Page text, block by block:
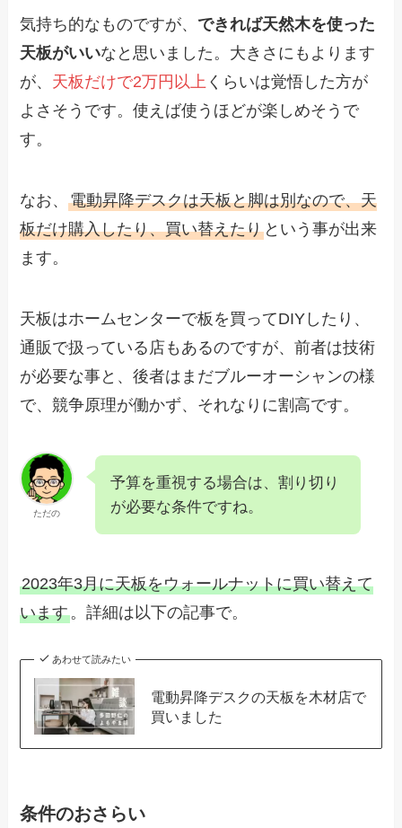
気持ち的なものですが、 できれば天然木を使った
天板がいいなと思いました。大きさにもよります
が、 天板だけで2万円以上 くらいは覚悟した方が
よさそうです。使えば使うほどが楽しめそうで
す。
なお、電動昇降デスクは天板と脚は別なので、天
板だけ購入したり、買い替えたり という事が出来
ます。
天板はホームセンターで板を買ってDIYしたり、
通販で扱っている店もあるのですが、前者は技術
が必要な事と、後者はまだブルーオーシャンの様
で、競争原理が働かず、それなりに割高です。
ただの
予算を重視する場合は、割り切り
が必要な条件ですね。
2023年3月に天板をウォールナットに買い替えて
います。詳細は以下の記事で。
あわせて読みたい
電動昇降デスクの天板を木材店で
買いました
条件のおさらい